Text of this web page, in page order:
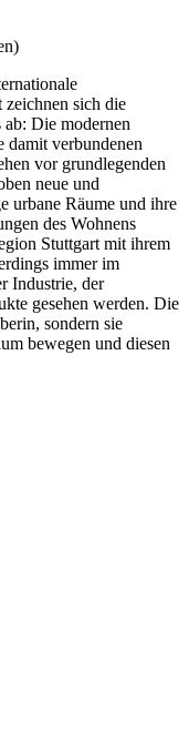
zeichnen sich die
Die modernen
damit verbundenen
vor grundlegenden
neue und
urbane Räume und ihre
des Wohnens
Stuttgart mit ihrem
immer im
Industrie, der
gesehen werden. Die
sondern sie
bewegen und diesen